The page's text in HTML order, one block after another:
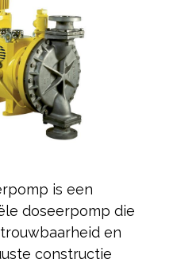
is een
doseerpomp die
en
constructie